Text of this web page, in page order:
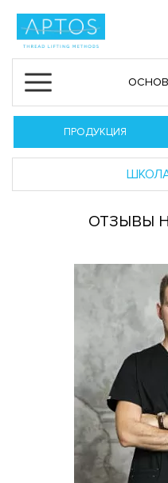
ПРОДУКЦИЯ
ШКОЛА
ОТЗЫВЫ